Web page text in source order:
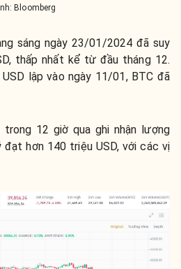
Bloomberg
sáng ngày 23/01/2024 đã suy
thấp nhất kể từ đầu tháng 12.
lập vào ngày 11/01, BTC đã
12 giờ qua ghi nhận lượng
đạt hơn 140 triệu USD, với các vị